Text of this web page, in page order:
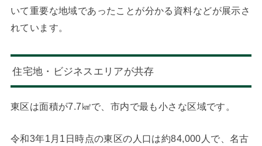
いて重要な地域であったことが分かる資料などが展示さ
れています。
住宅地・ビジネスエリアが共存
東区は面積が7.7㎢で、市内で最も小さな区域です。
令和3年1月1日時点の東区の人口は約84,000人で、名古